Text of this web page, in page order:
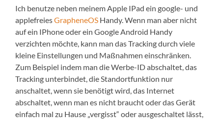
Ich benutze neben meinem Apple IPad ein google- und
applefreiesGrapheneOS Handy. Wenn man aber nicht
auf ein IPhone oder ein Google Android Handy
verzichten möchte, kann man das Tracking durch viele
kleine Einstellungen und Maßnahmen einschränken.
Zum Beispiel indem man die Werbe-ID abschaltet, das
Tracking unterbindet, die Standortfunktion nur
anschaltet, wenn sie benötigt wird, das Internet
abschaltet, wenn man es nicht braucht oder das Gerät
einfach mal zu Hause „vergisst“ oder ausgeschaltet lässt,